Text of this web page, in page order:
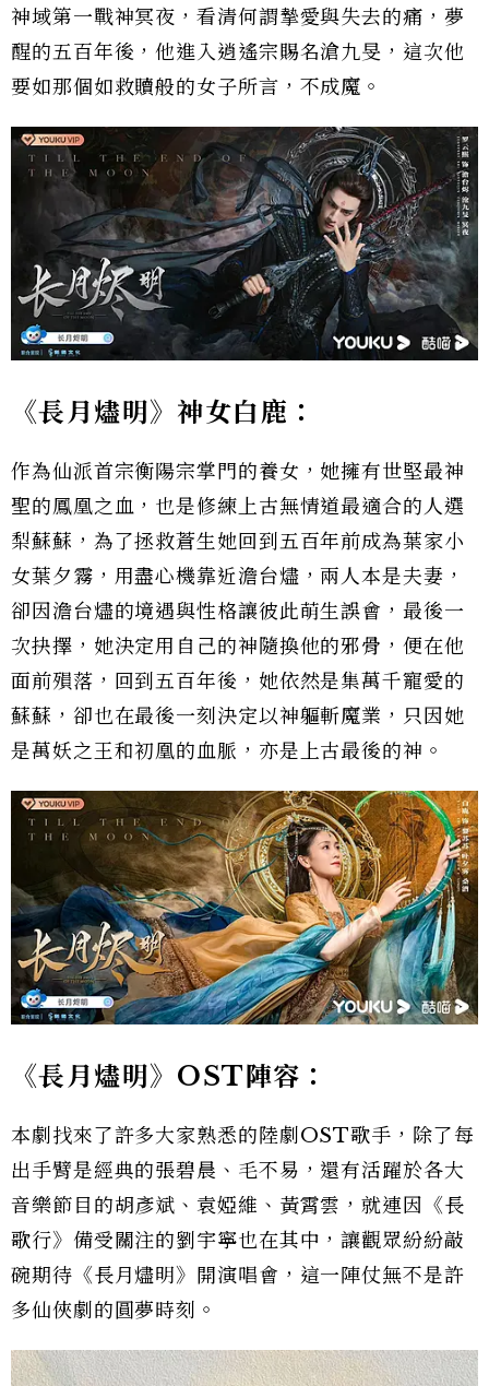
神域第一戰神冥夜，看清何謂摯愛與失去的痛，夢
醒的五百年後，他進入逍遙宗賜名滄九旻，這次他
要如那個如救贖般的女子所言，不成魔。
《長月燼明》神女白鹿：
作為仙派首宗衡陽宗掌門的養女，她擁有世堅最神
聖的鳳凰之血，也是修練上古無情道最適合的人選
梨蘇蘇，為了拯救蒼生她回到五百年前成為葉家小
女葉夕霧，用盡心機靠近澹台燼，兩人本是夫妻，
卻因澹台燼的境遇與性格讓彼此萌生誤會，最後一
次抉擇，她決定用自己的神隨換他的邪骨，便在他
面前殞落，回到五百年後，她依然是集萬千寵愛的
蘇蘇，卻也在最後一刻決定以神軀斬魔業，只因她
是萬妖之王和初凰的血脈，亦是上古最後的神。
《長月燼明》OST陣容：
本劇找來了許多大家熟悉的陸劇OST歌手，除了每
出手臂是經典的張碧晨、毛不易，還有活躍於各大
音樂節目的胡彥斌、袁婭維、黃霄雲，就連因《長
歌行》備受關注的劉宇寧也在其中，讓觀眾紛紛敲
碗期待《長月燼明》開演唱會，這一陣仗無不是許
多仙俠劇的圓夢時刻。